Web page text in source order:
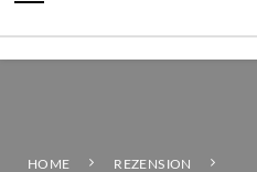
HOME REZENSION